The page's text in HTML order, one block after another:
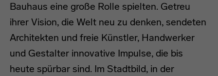
Bauhaus eine große Rolle spielten. Getreu
ihrer Vision, die Welt neu zu denken, sendeten
Architekten und freie Künstler, Handwerker
und Gestalter innovative Impulse, die bis
heute spürbar sind. Im Stadtbild, in der